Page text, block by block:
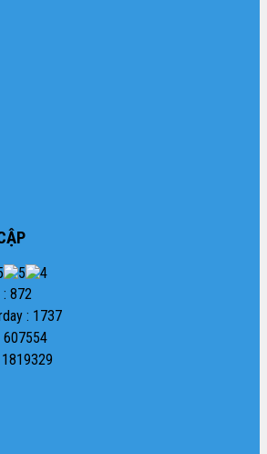
872
: 1737
607554